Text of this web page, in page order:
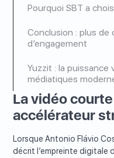
Pourquoi SBT a
Conclusion : plus de
d’engagement
Yuzzit : la puissance
médiatiques
La vidéo
accélérateur
Lorsque Antonio Flávio
décrit l’empreinte digitale